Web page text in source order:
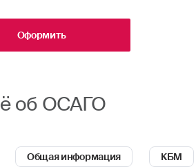
Оформить
об ОСАГО
Общая информация КБМ